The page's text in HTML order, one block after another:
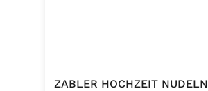
ZABLER HOCHZEIT NUDELN